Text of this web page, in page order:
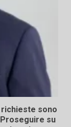
richieste sono
su